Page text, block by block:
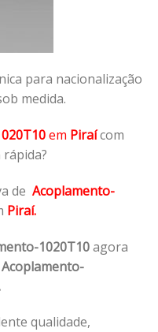
para nacionalização
medida.
em Piraícom
de Acoplamento-
Piraí.
1020T10agora
Acoplamento-
qualidade,